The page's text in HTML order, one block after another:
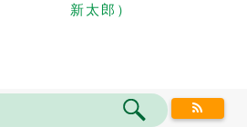
新太郎）